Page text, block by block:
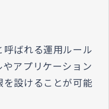
ばれる運用ルール
アプリケーション
設けることが可能